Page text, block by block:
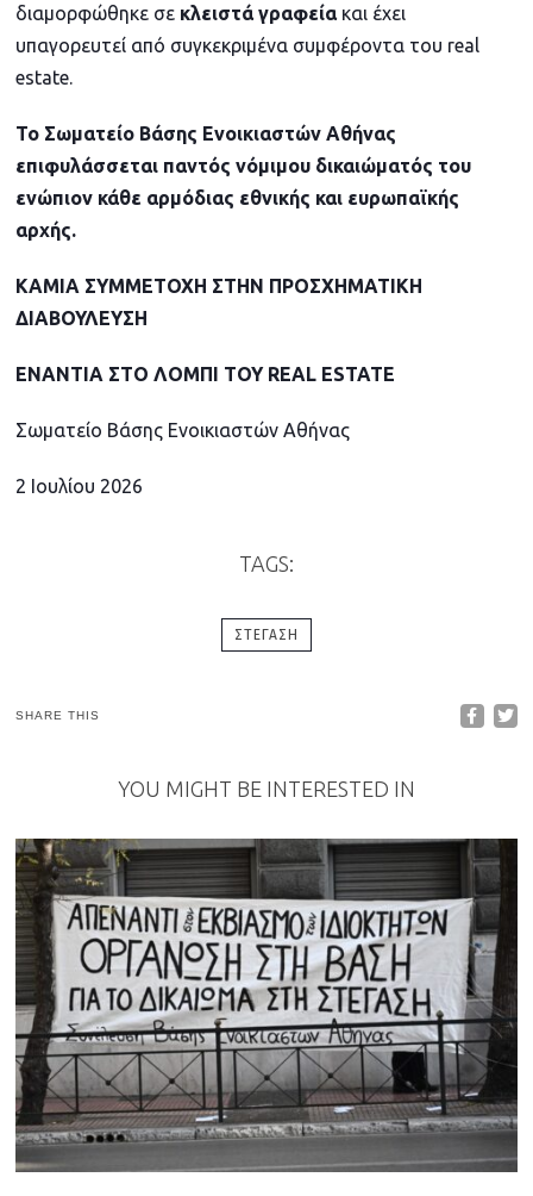
διαμορφώθηκε σε κλειστά γραφεία και έχει
υπαγορευτεί από συγκεκριμένα συμφέροντα του real
estate.
Το Σωματείο Βάσης Ενοικιαστών Αθήνας
επιφυλάσσεται παντός νόμιμου δικαιώματός του
ενώπιον κάθε αρμόδιας εθνικής και ευρωπαϊκής
αρχής.
ΚΑΜΙΑ ΣΥΜΜΕΤΟΧΗ ΣΤΗΝ ΠΡΟΣΧΗΜΑΤΙΚΗ
ΔΙΑΒΟΥΛΕΥΣΗ
ENANTIA ΣΤΟ ΛΟΜΠΙ ΤΟΥ REAL ESTATE
Σωματείο Βάσης Ενοικιαστών Αθήνας
2 Ιουλίου 2026
TAGS:
ΣΤΈΓΑΣΗ
SHARE THIS
YOU MIGHT BE INTERESTED IN